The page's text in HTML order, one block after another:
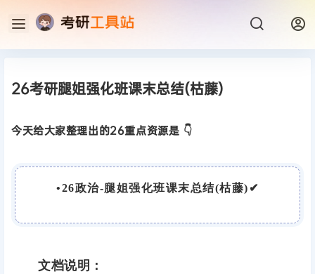
26考研腿姐强化班课末总结(枯藤)
今天给大家整理出的26重点资源是 👇
•26政治-腿姐强化班课末总结(枯藤) ✔
文档说明：